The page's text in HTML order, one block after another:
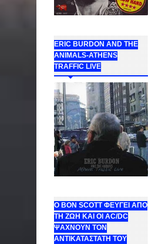
ERIC BURDON AND THE
ANIMALS-ATHENS
TRAFFIC LIVE
Ο BON SCOTT ΦΕΥΓΕΙ ΑΠΟ
ΤΗ ΖΩΗ ΚΑΙ ΟΙ AC/DC
ΨΑΧΝΟΥΝ ΤΟΝ
ΑΝΤΙΚΑΤΑΣΤΑΤΗ ΤΟΥ